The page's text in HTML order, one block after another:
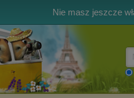
Nie masz jeszcze